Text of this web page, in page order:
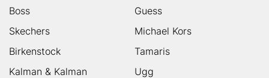
Boss
Guess
Skechers
Michael Kors
Birkenstock
Tamaris
Kalman & Kalman
Ugg